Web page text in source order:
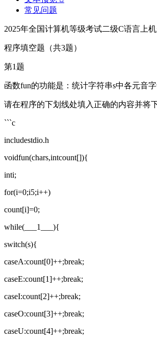
常见问题
2025年全国计算机等级考试二级C语言上
程序填空题（共3题）
第1题
函数fun的功能是：统计字符串s中各元音
请在程序的下划线处填入正确的内容并将
```c
includestdio.h
voidfun(chars,intcount[]){
inti;
for(i=0;i5;i++)
count[i]=0;
while(___1___){
switch(s){
caseA:count[0]++;break;
caseE:count[1]++;break;
caseI:count[2]++;break;
caseO:count[3]++;break;
caseU:count[4]++;break;